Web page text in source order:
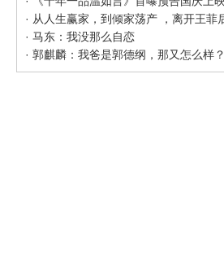
· 马东：我没那么自恋
· 郭麒麟：我爸是郭德纲，那又怎么样？